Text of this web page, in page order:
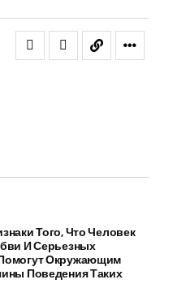
Того, Что Человек
И Серьезных
Окружающим
Поведения Таких